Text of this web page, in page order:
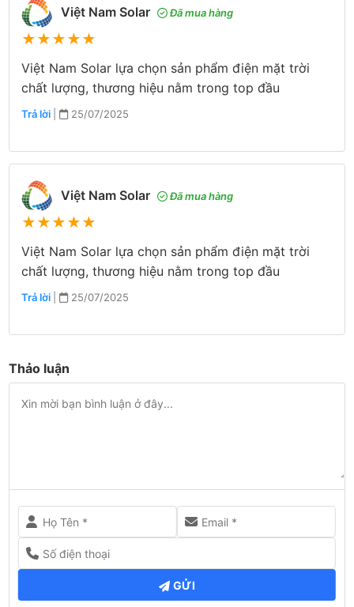
Việt Nam Solar Đã mua hàng
★★★★★
Việt Nam Solar lựa chọn sản phẩm điện mặt trời
chất lượng, thương hiệu nằm trong top đầu
Trả lời | 25/07/2025
Việt Nam Solar Đã mua hàng
★★★★★
Việt Nam Solar lựa chọn sản phẩm điện mặt trời
chất lượng, thương hiệu nằm trong top đầu
Trả lời | 25/07/2025
Thảo luận
GỬI